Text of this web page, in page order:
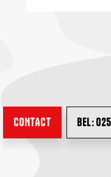
CONTACT BEL: